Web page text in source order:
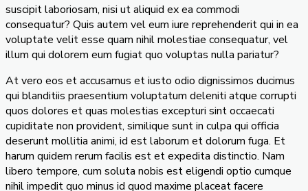
suscipit laboriosam, nisi ut aliquid ex ea commodi
consequatur? Quis autem vel eum iure reprehenderit qui in ea
voluptate velit esse quam nihil molestiae consequatur, vel
illum qui dolorem eum fugiat quo voluptas nulla pariatur?
At vero eos et accusamus et iusto odio dignissimos ducimus
qui blanditiis praesentium voluptatum deleniti atque corrupti
quos dolores et quas molestias excepturi sint occaecati
cupiditate non provident, similique sunt in culpa qui officia
deserunt mollitia animi, id est laborum et dolorum fuga. Et
harum quidem rerum facilis est et expedita distinctio. Nam
libero tempore, cum soluta nobis est eligendi optio cumque
nihil impedit quo minus id quod maxime placeat facere